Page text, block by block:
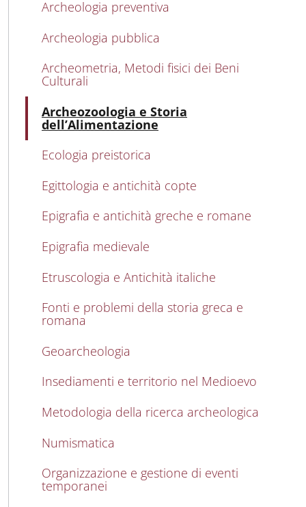
Archeologia preventiva
Archeologia pubblica
Archeometria, Metodi fisici dei Beni
Culturali
Archeozoologia e Storia
dell’Alimentazione
Ecologia preistorica
Egittologia e antichità copte
Epigrafia e antichità greche e romane
Epigrafia medievale
Etruscologia e Antichità italiche
Fonti e problemi della storia greca e
romana
Geoarcheologia
Insediamenti e territorio nel Medioevo
Metodologia della ricerca archeologica
Numismatica
Organizzazione e gestione di eventi
temporanei